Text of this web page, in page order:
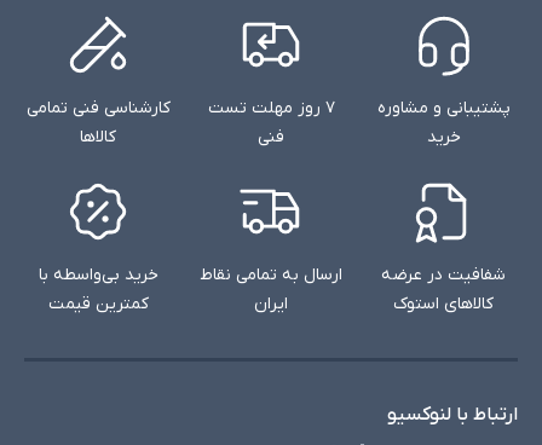
پشتیبانی و مشاوره
خرید
۷ روز مهلت تست
فنی
کارشناسی فنی تمامی
کالاها
شفافیت در عرضه
کالاهای استوک
ارسال به تمامی نقاط
ایران
خرید بی‌واسطه با
کمترین قیمت
ارتباط با لنوکسیو